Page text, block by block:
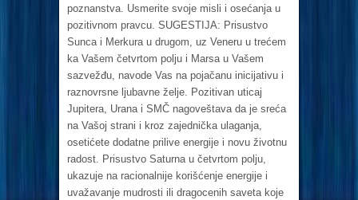
poznanstva. Usmerite svoje misli i osećanja u
pozitivnom pravcu. SUGESTIJA: Prisustvo
Sunca i Merkura u drugom, uz Veneru u trećem
ka Vašem četvrtom polju i Marsa u Vašem
sazvežđu, navode Vas na pojačanu inicijativu i
raznovrsne ljubavne želje. Pozitivan uticaj
Jupitera, Urana i SMČ nagoveštava da je sreća
na Vašoj strani i kroz zajednička ulaganja,
osetićete dodatne prilive energije i novu životnu
radost. Prisustvo Saturna u četvrtom polju,
ukazuje na racionalnije korišćenje energije i
uvažavanje mudrosti ili dragocenih saveta koje